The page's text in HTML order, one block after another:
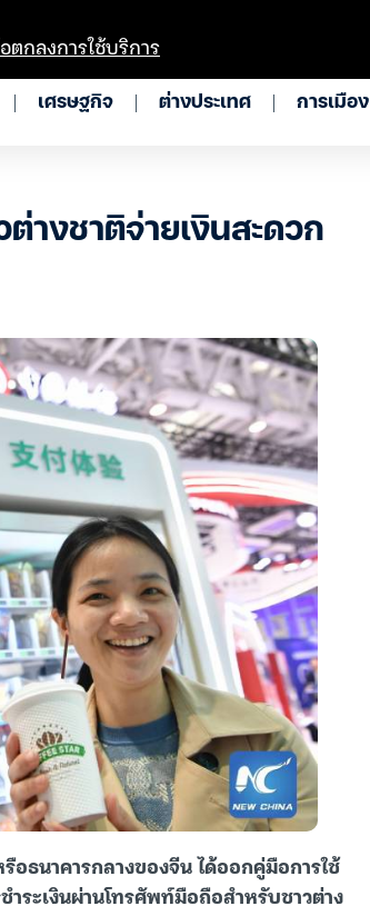
เศรษฐกิจ ต่างประเทศ การเมือง
างชาติจ่ายเงินสะดวก
อธนาคารกลางของจีน ได้ออกคู่มือการใช้
ระเงินผ่านโทรศัพท์มือถือสำหรับชาวต่าง
ตกลงการใช้บริการ